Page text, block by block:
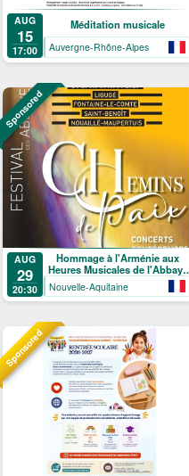
AUG
15
17:00
Méditation musicale
Auvergne-Rhône-Alpes
Sponsored
AUG
29
20:30
Hommage à l'Arménie aux
Heures Musicales de l'Abbaye
de Ligugé
Nouvelle-Aquitaine
Sponsored